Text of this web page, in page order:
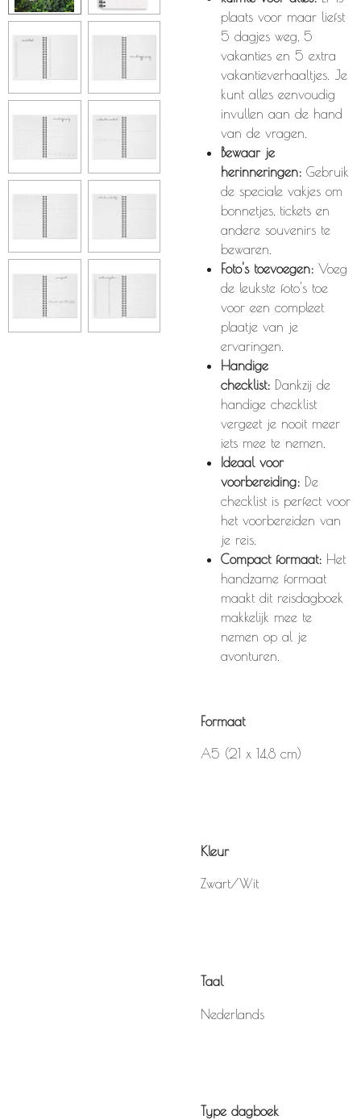
plaats voor maar liefst
5 dagjes weg, 5
vakanties en 5 extra
vakantieverhaaltjes. Je
kunt alles eenvoudig
invullen aan de hand
van de vragen.
Bewaar je
herinneringen: Gebruik
de speciale vakjes om
bonnetjes, tickets en
andere souvenirs te
bewaren.
Foto's toevoegen: Voeg
de leukste foto's toe
voor een compleet
plaatje van je
ervaringen.
Handige
checklist: Dankzij de
handige checklist
vergeet je nooit meer
iets mee te nemen.
Ideaal voor
voorbereiding: De
checklist is perfect voor
het voorbereiden van
je reis.
Compact formaat: Het
handzame formaat
maakt dit reisdagboek
makkelijk mee te
nemen op al je
avonturen.
Formaat
A5 (21 x 14.8 cm)
Kleur
Zwart/Wit
Taal
Nederlands
Type dagboek